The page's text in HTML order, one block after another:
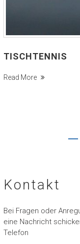
TISCHTENNIS
Read More
Kontakt
Bei Fragen oder
eine Nachricht
Telefon